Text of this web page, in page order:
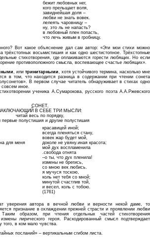
бежит любовных нег,
кого прельщает воля,
завиднейшая доля –
любви не знать вовек.
лелеять чаровницу –
ну, это ль не напасть?
в любовный плен попасть,
что лечь живым в гробницу.
Вот какое объяснение дал сам автор: «Эти мои стихи можно
трёхстопных восьмистишия и как одно шестистопное. Трёхстопные
стихотворения, где оплакиваются горести любящих. Но если
противоположного смысла, воспевающее счастье любящих».
, или тринитарными, хотя устойчивого термина, насколько мне
в том, что находится разница в содержании при чтении сонета
В первом случае читатель обнаруживает в стихах одно
совсем иное.
ученика А.Сумарокова, русского поэта А.А.Ржевского
СОНЕТ,
В СЕБЕ ТРИ МЫСЛИ:
читай весь по порядку,
первые полустишия и другие полустишия
для меня
красавицей иной;
всегда пленяться стану,
вовек жар будет мой,
доколе не увяну.иная красота;
мой дух воспламенила
.свобода отнята
–о ты, что дух пленила!
измены не брегись,
со мною век любись.
я мучуся тоскою,
коль нет тебя со мной;
минутой счастлив той,
и весел, коль с тобою.
(1761)
уверения автора в вечной любви и верности некой даме, то
признание в охлаждении прежней страсти и проявлении любви
образом, при чтения отдельных частей стихотворения
лирического героя. Раскодированный смысл подтверждает
в ком мало чувства.
посланий» – вертикальным сгибом листа.